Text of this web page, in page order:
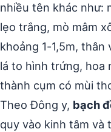
nhiều tên khác như:
lẹo trắng, mò mâm
khoảng 1-1,5m,
lá to hình trứng, hoa
thành cụm có mùi
Theo Đông y, bạch
quy vào kinh tâm và